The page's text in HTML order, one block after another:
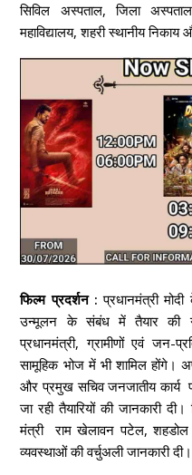
सिविल अस्पताल, जिला
महाविद्यालय, शहरी स्थानीय
फिल्म प्रदर्शन :प्रधानमंत्री
उन्मूलन के संबंध में तैयार की
प्रधानमंत्री, ग्रामीणों एवं जन-
सामूहिक भोज में भी शामिल होंगे।
और प्रमुख सचिव जनजातीय कार्य
जा रही तैयारियों की जानकारी
मंत्री राम खेलावन पटेल,
व्यवस्थाओं की वर्चुअली जानकारी दी।